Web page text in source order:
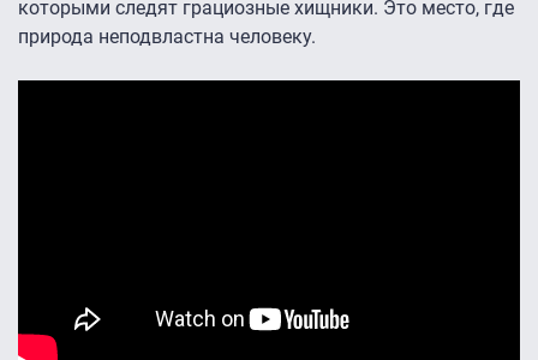
которыми следят грациозные хищники. Это место, где
природа неподвластна человеку.